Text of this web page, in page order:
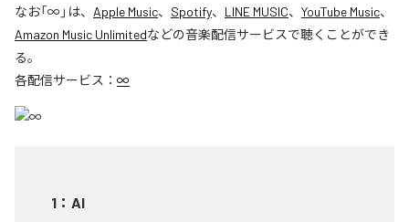
なお「∞ 」は、 Apple Music、 Spotify、 LINE MUSIC、 YouTube Music、
Amazon Music Unlimitedなどの音楽配信サービスで聴くことができ
る。
各配信サービス： ∞
1 ： AI